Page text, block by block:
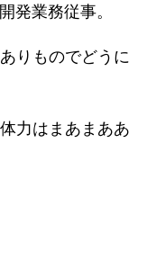
発業務従事。
りものでどうに
力はまあまああ